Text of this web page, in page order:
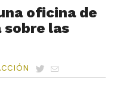
oficina de
las